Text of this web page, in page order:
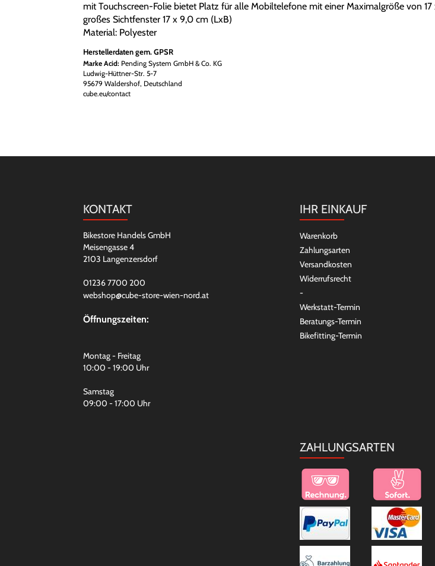
mit Touchscreen-Folie bietet Platz für alle Mobiltelefone mit einer Maximalgröße von 17
großes Sichtfenster 17 x 9,0 cm (LxB)
Material: Polyester
Herstellerdaten gem. GPSR
Marke Acid:Pending System GmbH & Co. KG
Ludwig-Hüttner-Str. 5-7
95679 Waldershof, Deutschland
cube.eu/contact
KONTAKT
Bikestore Handels GmbH
Meisengasse 4
2103 Langenzersdorf
01236 7700 200
webshop@cube-store-wien-nord.at
Öffnungszeiten:
Montag - Freitag
10:00 - 19:00 Uhr
Samstag
09:00 - 17:00 Uhr
IHR EINKAUF
Warenkorb
Zahlungsarten
Versandkosten
Widerrufsrecht
-
Werkstatt-Termin
Beratungs-Termin
Bikefitting-Termin
ZAHLUNGSARTEN